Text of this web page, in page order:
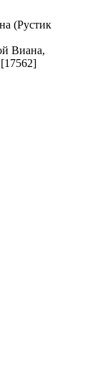
(Рустик
Виана,